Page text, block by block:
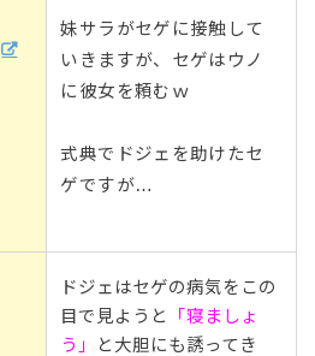
妹サラがセゲに接触して
いきますが、セゲはウノ
に彼女を頼むｗ
式典でドジェを助けたセ
ゲですが…
ドジェはセゲの病気をこの
目で見ようと
「寝ましょ
う」
と大胆にも誘ってき